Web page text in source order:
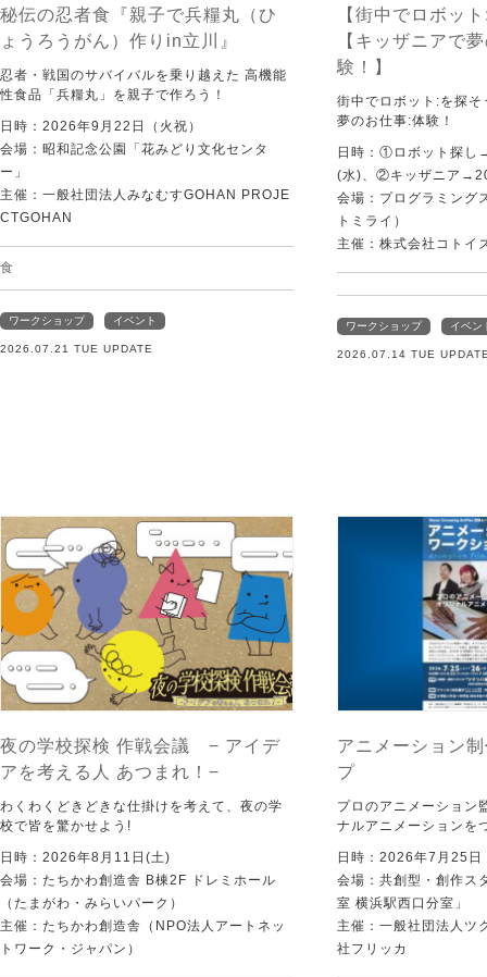
秘伝の忍者食『親子で兵糧丸（ひ
ょうろうがん）作りin立川』
忍者・戦国のサバイバルを乗り越えた 高機能
性食品「兵糧丸」を親子で作ろう！
日時：2026年9月22日（火祝）
会場：昭和記念公園「花みどり文化センタ
ー」
主催：一般社団法人みなむすGOHAN PROJE
CTGOHAN
食
ワークショップ イベント
2026.07.21 TUE UPDATE
【街中でロボッ
【キッザニアで
験！】
街中でロボット:を探
夢のお仕事:体験！
日時：①ロボット探
(水)、②キッザニア
会場：プログラミン
トミライ）
主催：株式会社コトイ
ワークショップ イベン
2026.07.14 TUE
夜の学校探検 作戦会議 − アイデ
アを考える人 あつまれ！−
わくわくどきどきな仕掛けを考えて、夜の学
校で皆を驚かせよう!
日時：2026年8月11日(土)
会場：たちかわ創造舎 B棟2F ドレミホール
（たまがわ・みらいパーク）
主催：たちかわ創造舎（NPO法人アートネッ
トワーク・ジャパン）
アニメーション
プ
プロのアニメーション
ナルアニメーションを
日時：2026年7月25日
会場：共創型・創作ス
室 横浜駅西口分室」
主催：一般社団法人ツ
社フリッカ